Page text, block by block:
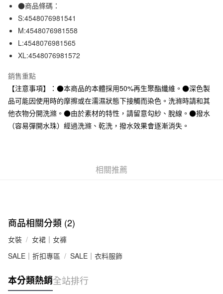
臺灣中小企業銀行
匯豐（台灣）商業銀行
聯邦商業銀行
元大商業銀行
玉山商業銀行
台灣樂天信用卡公司
Apple Pay
街口支付
悠遊付
全家取貨付款
每筆NT$65，滿NT$1,000(含以上)免運費
付款後全家取貨
每筆NT$65，滿NT$1,000(含以上)免運費
每筆NT$65，滿NT$1,000(含以上)免運費
每筆NT$150，滿NT$2,000(含以上)免運費
無印良品門市自取
免運費
●商品條碼：
S:4548076981541
M:4548076981558
L:4548076981565
XL:4548076981572
銷售重點
【注意事項】：●本商品的本體採用50%再生聚酯纖維。●深色製
品可能因使用時的摩擦或在濡濕狀態下接觸而染色。洗滌時請和其
他衣物分開洗滌。●由於素材的特性，請留意勾紗、脫線。●撥水
（容易彈開水珠）經過洗滌、乾洗，撥水效果會逐漸消失。
相關推薦
商品相關分類 (2)
女裝
女裙｜女褲
SALE｜折扣專區
SALE｜衣料服飾
本分類熱銷全站排行